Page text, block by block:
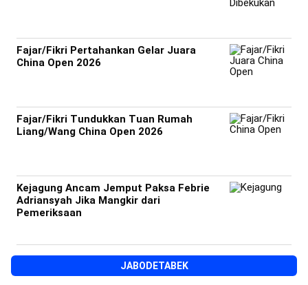
Fajar/Fikri Pertahankan Gelar Juara
China Open 2026
Fajar/Fikri Tundukkan Tuan Rumah
Liang/Wang China Open 2026
Kejagung Ancam Jemput Paksa Febrie
Adriansyah Jika Mangkir dari
Pemeriksaan
JABODETABEK